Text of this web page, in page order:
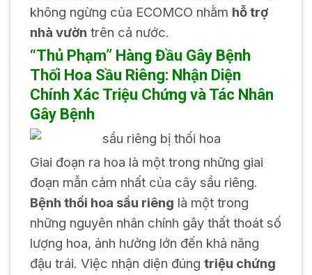
không ngừng của ECOMCO nhằm hỗ trợ
nhà vườn trên cả nước.
“Thủ Phạm” Hàng Đầu Gây Bệnh
Thối Hoa Sầu Riêng: Nhận Diện
Chính Xác Triệu Chứng và Tác Nhân
Gây Bệnh
Giai đoạn ra hoa là một trong những giai
đoạn mẫn cảm nhất của cây sầu riêng.
Bệnh thối hoa sầu riêng là một trong
những nguyên nhân chính gây thất thoát số
lượng hoa, ảnh hưởng lớn đến khả năng
đậu trái. Việc nhận diện đúng triệu chứng